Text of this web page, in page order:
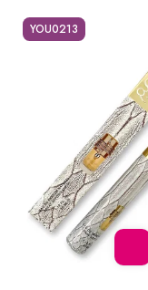
YOU0213